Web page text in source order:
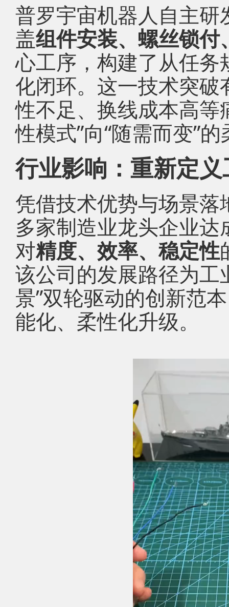
普罗宇宙机器人自主
盖组件安装、螺丝锁
心工序，构建了从任
化闭环。这一技术突
性不足、换线成本高等
性模式”向“随需而变”
行业影响：重新定
凭借技术优势与场景
多家制造业龙头企业
对精度、效率、稳定性
该公司的发展路径为工
景”双轮驱动的创新范
能化、柔性化升级。